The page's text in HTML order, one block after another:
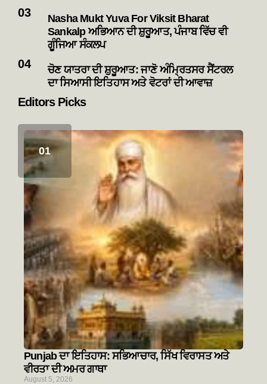
Nasha Mukt Yuva For Viksit Bharat
Sankalp ਅਭਿਆਨ ਦੀ ਸ਼ੁਰੂਆਤ, ਪੰਜਾਬ ਵਿੱਚ ਵੀ
ਗੂੰਜਿਆ ਸੰਕਲਪ
ਚੋਣ ਯਾਤਰਾ ਦੀ ਸ਼ੁਰੂਆਤ: ਜਾਣੋ ਅੰਮ੍ਰਿਤਸਰ ਸੈਂਟਰਲ
ਦਾ ਸਿਆਸੀ ਇਤਿਹਾਸ ਅਤੇ ਵੋਟਰਾਂ ਦੀ ਆਵਾਜ਼
Editors Picks
Punjab ਦਾ ਇਤਿਹਾਸ: ਸਭਿਆਚਾਰ, ਸਿੱਖ ਵਿਰਾਸਤ ਅਤੇ
ਵੀਰਤਾ ਦੀ ਅਮਰ ਗਾਥਾ
August 5, 2026